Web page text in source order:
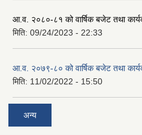
आ.व. २०८०-८१ को वार्षिक बजेट तथा
मिति: 09/24/2023 - 22:33
आ.व. २०७९-८० को वार्षिक बजेट तथा
मिति: 11/02/2022 - 15:50
अन्य